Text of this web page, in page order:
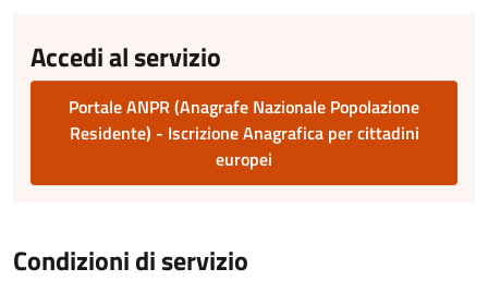
Accedi al servizio
Portale ANPR (Anagrafe Nazionale Popolazione
Residente) - Iscrizione Anagrafica per cittadini
europei
Condizioni di servizio